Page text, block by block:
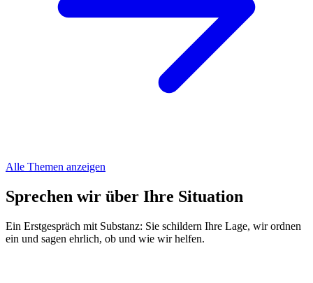
Alle Themen anzeigen
Sprechen wir über Ihre Situation
Ein Erstgespräch mit Substanz: Sie schildern Ihre Lage, wir ordnen
ein und sagen ehrlich, ob und wie wir helfen.